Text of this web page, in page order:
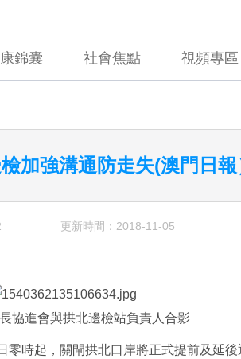
錦囊 社會焦點 視頻專區
加強溝通防走失(澳門日
更新時間：2018-11-05
協進會與拱北邊檢站負責人合影
時起，關閘拱北口岸將正式提前及延後